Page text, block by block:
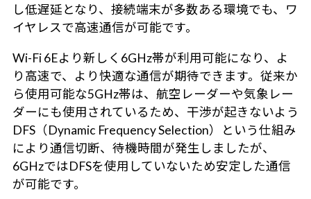
し低遅延となり、接続端末が多数ある環境でも、ワ
イヤレスで高速通信が可能です。
Wi-Fi 6Eより新しく6GHz帯が利用可能になり、よ
り高速で、より快適な通信が期待できます。従来か
ら使用可能な5GHz帯は、航空レーダーや気象レー
ダーにも使用されているため、干渉が起きないよう
DFS（Dynamic Frequency Selection）という仕組み
により通信切断、待機時間が発生しましたが、
6GHzではDFSを使用していないため安定した通信
が可能です。